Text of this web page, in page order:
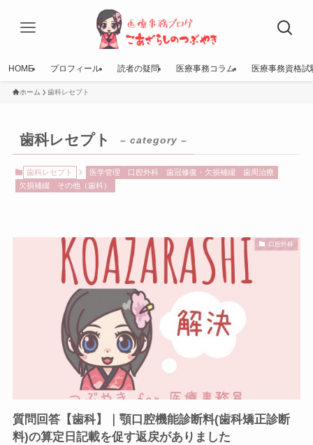
HOME プロフィール 読者の疑問 医療事務コラム 医療事務資格試
ホーム 歯科レセプト
歯科レセプト – category –
歯科レセプト 医学管理 口腔外科 歯冠修復・欠損補綴
歯周治療
欠損補綴
その他（歯科）
口腔外科
質問回答【歯科】｜顎口腔機能診断料(歯科矯正診断
料)の算定日記載を促す返戻がありました